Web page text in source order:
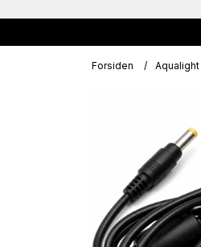
Forsiden /